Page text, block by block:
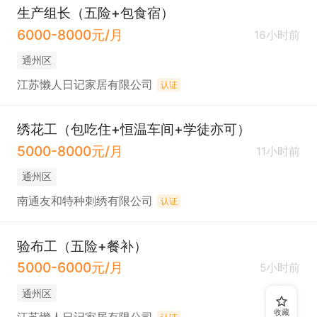
生产组长（五险+包食宿）
6000-8000元/月
16小时前
通州区
江苏懒人日记家居有限公司 认证
绣花工（包吃住+恒温车间+学徒亦可）
5000-8000元/月
11小时前
通州区
南通友和特种刺绣有限公司 认证
验布工（五险+餐补）
5000-6000元/月
5小时前
通州区
收藏